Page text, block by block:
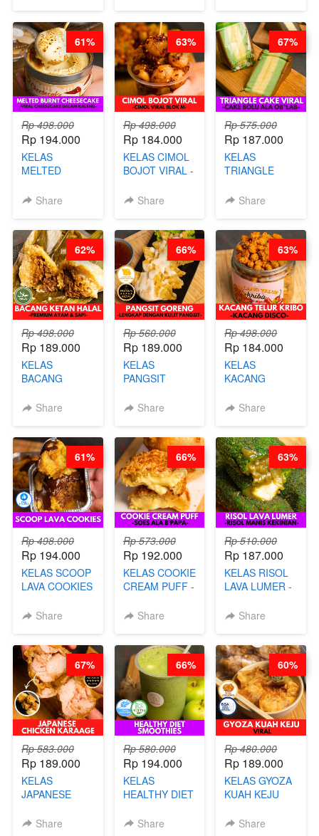
STEPHANIE
Rp 498.000
Rp 194.000
KELAS
MELTED
CHEESECAKE -
DALAM
KALENG-BY
CHEF DITA
Share
61%
Rp 498.000
Rp 184.000
KELAS CIMOL
BOJOT VIRAL -
BLOK M -BY
JUNI)
Share
63%
Rp 575.000
Rp 187.000
KELAS
TRIANGLE
CAKE BOLU
Share
67%
Rp 498.000
Rp 189.000
KELAS
BACANG
PREMIUM
Share
62%
Rp 560.000
Rp 189.000
KELAS
PANGSIT
LENGKAP
PANGSIT -BY
CHEF DITA
Share
66%
Rp 498.000
Rp 184.000
KELAS
KACANG
KACANG
Share
63%
Rp 498.000
Rp 194.000
KELAS SCOOP
LAVA COOKIES
Share
61%
Rp 573.000
Rp 192.000
KELAS COOKIE
CREAM PUFF -
B’PAPA-BY
Share
66%
Rp 510.000
Rp 187.000
KELAS RISOL
LAVA LUMER -
KEKINIAN-BY
Share
63%
Rp 583.000
Rp 189.000
KELAS
JAPANESE
KARAAGE - BY
Share
67%
Rp 580.000
Rp 194.000
KELAS
HEALTHY DIET
BY BARISTA
Share
66%
Rp 480.000
Rp 189.000
KELAS GYOZA
KUAH KEJU
CHEF DITA
Share
60%